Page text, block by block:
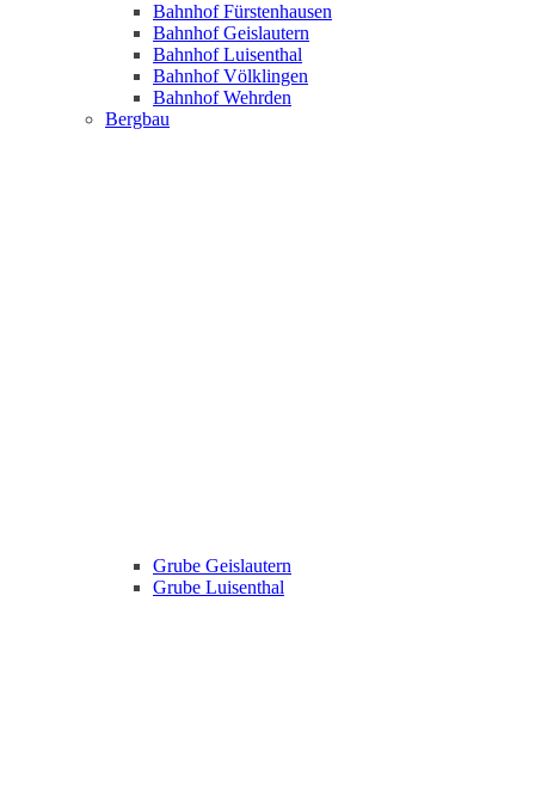
Bahnhof Fürstenhausen
Bahnhof Geislautern
Bahnhof Luisenthal
Bahnhof Völklingen
Bahnhof Wehrden
Bergbau
Grube Geislautern
Grube Luisenthal